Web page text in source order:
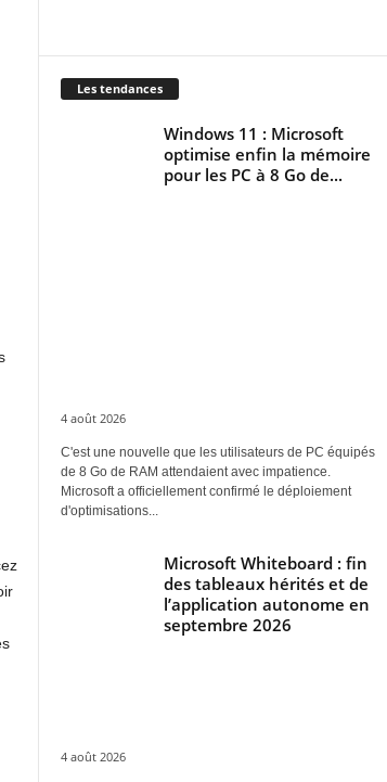
Les tendances
Windows 11 : Microsoft
optimise enfin la mémoire
pour les PC à 8 Go de...
4 août 2026
C'est une nouvelle que les utilisateurs de PC équipés
de 8 Go de RAM attendaient avec impatience.
Microsoft a officiellement confirmé le déploiement
d'optimisations...
Microsoft Whiteboard : fin
des tableaux hérités et de
l’application autonome en
septembre 2026
4 août 2026